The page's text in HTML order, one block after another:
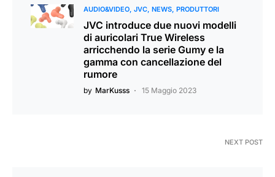
AUDIO&VIDEO JVC NEWS PRODUTTORI
JVC introduce due nuovi modelli
di auricolari True Wireless
arricchendo la serie Gumy e la
gamma con cancellazione del
rumore
by MarKusss 15 Maggio 2023
NEXT POST